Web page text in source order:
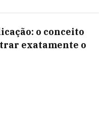
o conceito
exatamente o